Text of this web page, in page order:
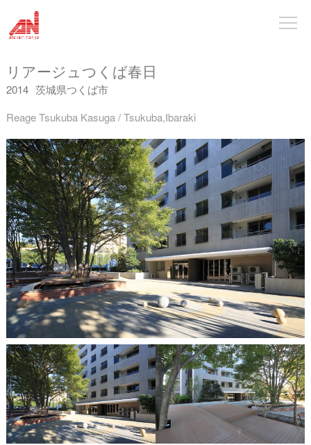
リアージュつくば春日
2014 茨城県つくば市
Reage Tsukuba Kasuga / Tsukuba,Ibaraki